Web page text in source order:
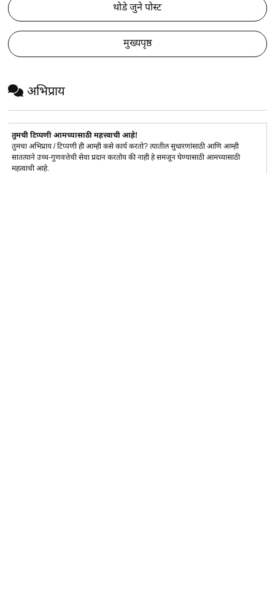
थोडे जुने पोस्ट
मुख्यपृष्ठ
अभिप्राय
तुमची टिप्पणी आमच्यासाठी महत्त्वाची आहे!
तुमचा अभिप्राय / टिप्पणी ही आम्ही कसे कार्य करतो? त्यातील सुधारणांसाठी आणि आम्ही
सातत्याने उच्च-गुणवत्तेची सेवा प्रदान करतोय की नाही हे समजून घेण्यासाठी आमच्यासाठी
महत्वाची आहे.